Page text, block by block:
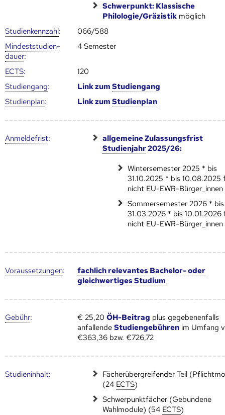
Schwerpunkt: Klassische
Philologie/Gräzistik möglich
Studien­kenn­zahl:
066/588
Mindest­studien­
dauer:
4 Semester
ECTS:
120
Studien­gang: Link zumStudien­gang
Studien­plan: Link zumStudien­plan
Anmelde­frist:
allgemeine Zulassungsfrist
Studienjahr2025/26:
Wintersemester 2025 * bis
31.10.2025 * bis 10.08.2025
nicht EU-EWR-Bürger_innen
Sommersemester 2026 * bis
31.03.2026 * bis 10.01.2026
nicht EU-EWR-Bürger_innen
Voraus­setzungen:
fachlich relevantes Bachelor- oder
gleichwertiges Studium
Gebühr: € 25,20ÖH-Beitrag plus gegebenenfalls
anfallendeStudiengebühren im Umfang
€363,36 bzw. €726,72
Studien­inhalt:
Fächerübergreifender Teil
(24 ECTS)
Schwerpunktfächer (Gebundene
Wahlmodule) (54 ECTS)